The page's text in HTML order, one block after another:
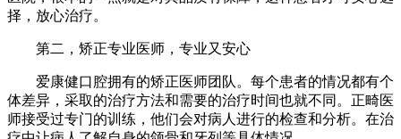
择，放心治疗。
第二，矫正专业医师，专业又安心
爱康健口腔拥有的矫正医师团队。每个患者的情况都有个
体差异，采取的治疗方法和需要的治疗时间也就不同。正畸医
师接受过专门的训练，他们会对病人进行的检查和分析。在治